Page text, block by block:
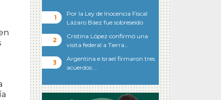
Por la Ley de Inocencia Fiscal
Lázaro Báez fue sobreseído
Cristina López confirmó una
visita federal a Tierra…
Argentina e Israel firmaron tres
acuerdos:…